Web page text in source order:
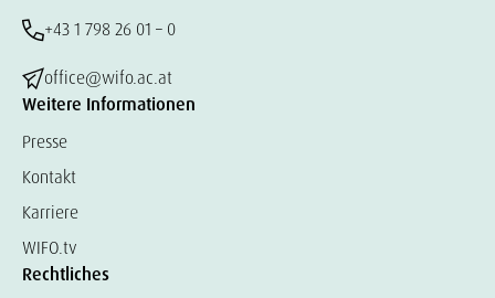
+43 1 798 26 01 – 0
office@wifo.ac.at
Weitere Informationen
Presse
Kontakt
Karriere
WIFO.tv
Rechtliches